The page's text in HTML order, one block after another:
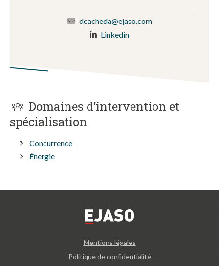
dcacheda@ejaso.com
Linkedin
Domaines d’intervention et
spécialisation
Concurrence
Énergie
Mentions légales
Politique de confidentialité